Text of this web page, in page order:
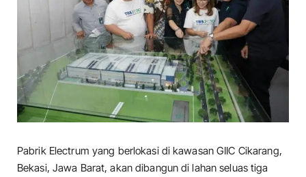
Pabrik Electrum yang berlokasi di kawasan GIIC Cikarang,
Bekasi, Jawa Barat, akan dibangun di lahan seluas tiga